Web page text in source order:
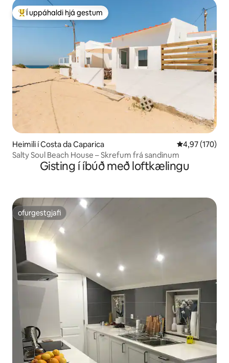
Í mestu uppáhaldi hjá gestum
Í uppáhaldi hjá gestum
Heimili í Costa da Caparica 4,97 af 5 í
4,97 (170)
Salty Soul Beach House – Skrefum frá sandinum
Gisting í íbúð með loftkælingu
ofurgestgjafi
ofurgestgjafi